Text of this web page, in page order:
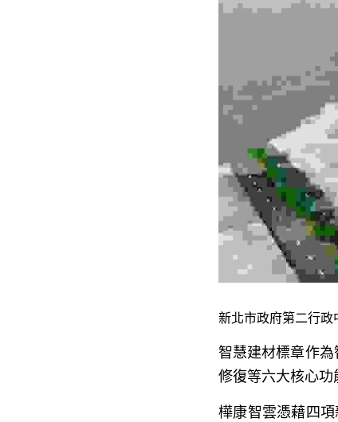
新北市政府第二行
智慧建材標章作
修復等六大核心功
樺康智雲憑藉四項